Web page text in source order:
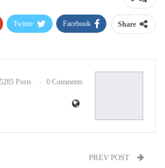
Share
Facebook
Twitter
5285 Posts 0 Comments